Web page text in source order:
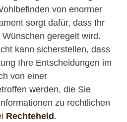
von enormer
sorgt dafür, dass Ihr
geregelt wird.
kann sicherstellen, dass
Ihre Entscheidungen im
von einer
werden, die Sie
zu rechtlichen
Rechteheld .